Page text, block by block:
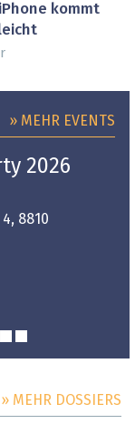
kommt
» MEHR EVENTS
2026
8810
» MEHR DOSSIERS